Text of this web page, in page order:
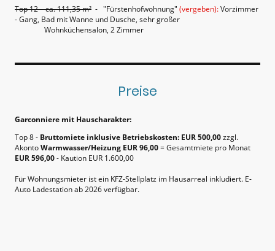
Top 12 ca. 111,35 m² - "Fürstenhofwohnung" (vergeben):Vorzimmer
- Gang, Bad mit Wanne und Dusche, sehr großer
Wohnküchensalon, 2 Zimmer
Preise
Garconniere mit Hauscharakter:
Top 8 - Bruttomiete inklusive Betriebskosten: EUR 500,00zzgl.
AkontoWarmwasser/Heizung EUR 96,00= Gesamtmiete pro Monat
EUR 596,00- Kaution EUR 1.600,00
Für Wohnungsmieter ist ein KFZ-Stellplatz im Hausarreal inkludiert. E-
Auto Ladestation ab 2026 verfügbar.